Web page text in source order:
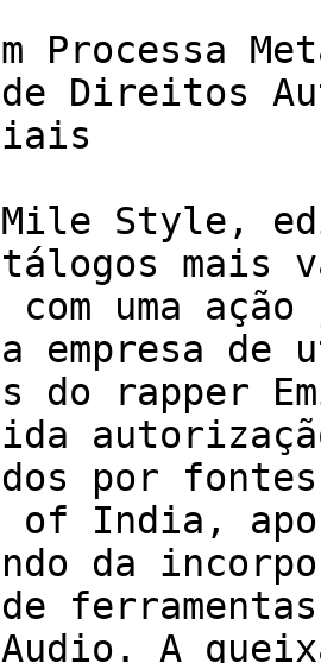
Direitos
mais
com uma
a empresa
do rapper
por
of India,
da
A